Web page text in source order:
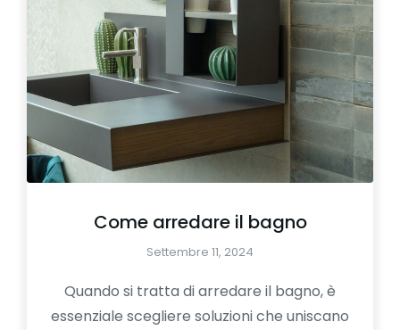
Come arredare il bagno
Settembre 11, 2024
Quando si tratta di arredare il bagno, è
essenziale scegliere soluzioni che uniscano